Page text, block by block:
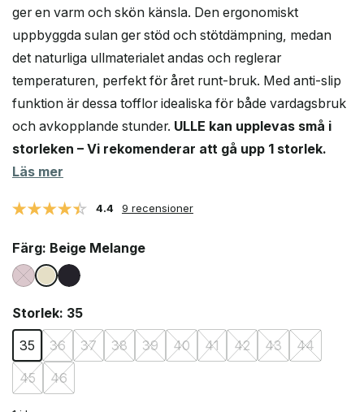
ger en varm och skön känsla. Den ergonomiskt
uppbyggda sulan ger stöd och stötdämpning, medan
det naturliga ullmaterialet andas och reglerar
temperaturen, perfekt för året runt-bruk. Med anti-slip
funktion är dessa tofflor idealiska för både vardagsbruk
och avkopplande stunder. ULLE kan upplevas små i
storleken – Vi rekomenderar att gå upp 1 storlek.
Läs mer
4.4 9 recensioner
Färg: Beige Melange
Storlek: 35
35
36 37 38 39 40 41 42 43
44
45
46